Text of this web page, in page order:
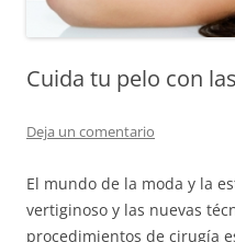
Cuida tu pelo con
Deja un comentario
El mundo de la moda y la
vertiginoso y las nuevas
procedimientos de cirugía